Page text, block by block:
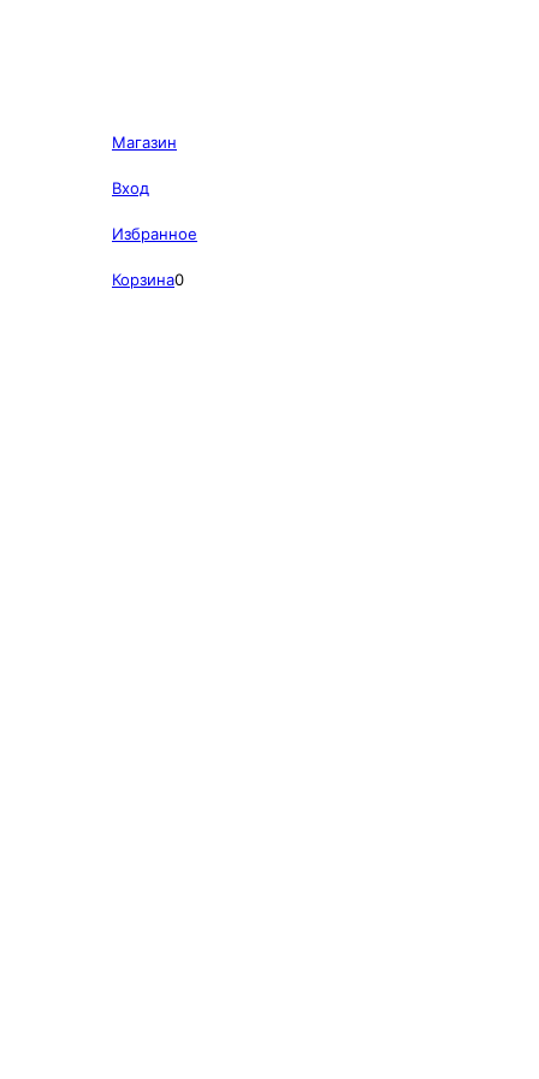
Магазин
Вход
Избранное
Корзина0